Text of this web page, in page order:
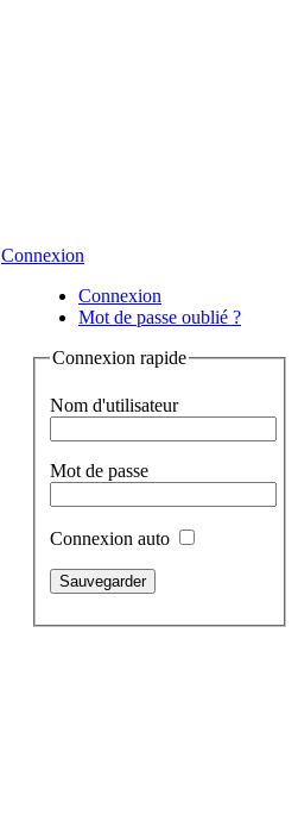
Connexion
Connexion
Mot de passe oublié ?
Connexion rapide
Nom d'utilisateur
Mot de passe
Connexion auto